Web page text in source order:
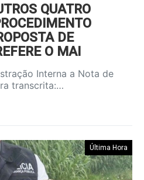
QUATRO
DE
O MAI
Interna a Nota de
transcrita:…
Última Hora